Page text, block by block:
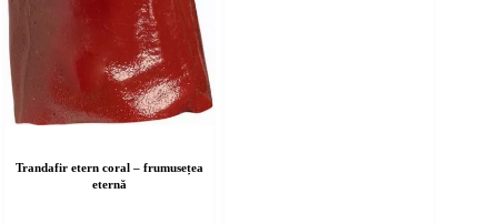
Trandafir etern coral – frumusețea
eternă